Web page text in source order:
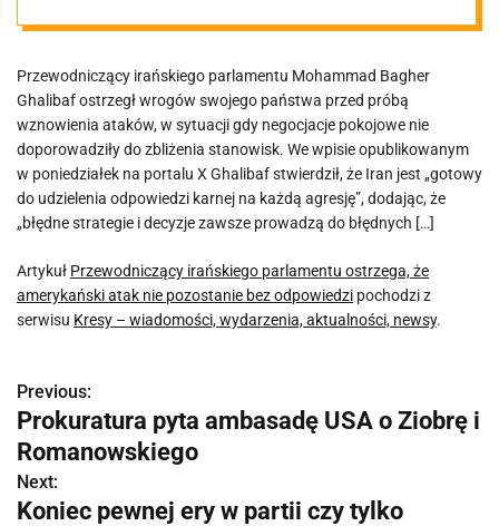
amerykański
atak nie
pozostanie bez
odpowiedzi
Przewodniczący irańskiego parlamentu Mohammad Bagher
Ghalibaf ostrzegł wrogów swojego państwa przed próbą
wznowienia ataków, w sytuacji gdy negocjacje pokojowe nie
doporowadziły do zbliżenia stanowisk. We wpisie opublikowanym
w poniedziałek na portalu X Ghalibaf stwierdził, że Iran jest „gotowy
do udzielenia odpowiedzi karnej na każdą agresję”, dodając, że
„błędne strategie i decyzje zawsze prowadzą do błędnych […]
Artykuł Przewodniczący irańskiego parlamentu ostrzega, że
amerykański atak nie pozostanie bez odpowiedzi pochodzi z
serwisu Kresy – wiadomości, wydarzenia, aktualności, newsy.
N
a
w
Previous:
Prokuratura pyta ambasadę USA o Ziobrę i
Romanowskiego
Next:
Koniec pewnej ery w partii czy tylko